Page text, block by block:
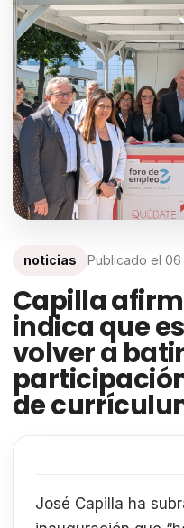
noticias Publicado el 06
Capilla
indica que
volver a
de
José Capilla ha